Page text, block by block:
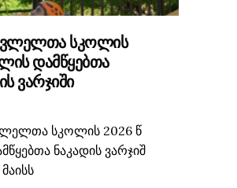
ᲡᲙᲝᲚᲘᲡ
ᲓᲐᲛᲬᲧᲔᲑᲗᲐ
ᲕᲐᲠᲯᲘᲨᲘ
სკოლის 2026 წ
ნაკადის ვარჯიშ